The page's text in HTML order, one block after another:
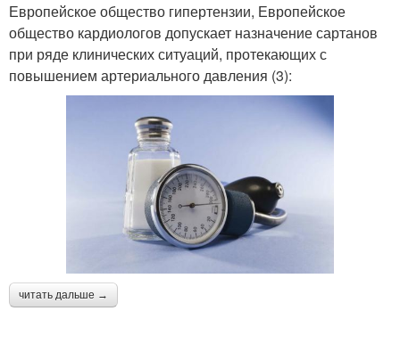
Европейское общество гипертензии, Европейское
общество кардиологов допускает назначение сартанов
при ряде клинических ситуаций, протекающих с
повышением артериального давления (3):
читать дальше →